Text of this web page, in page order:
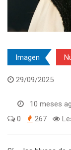
Imagen
29/09/2025
10 meses
0
267